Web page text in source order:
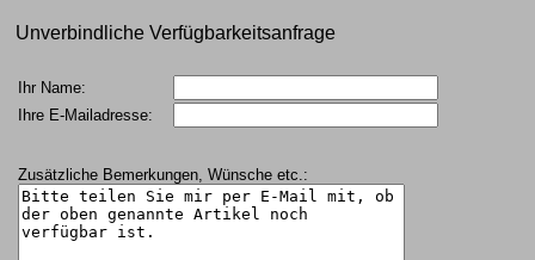
Unverbindliche Verfügbarkeitsanfrage
Ihr Name:
Ihre E-Mailadresse:
Zusätzliche Bemerkungen, Wünsche etc.: